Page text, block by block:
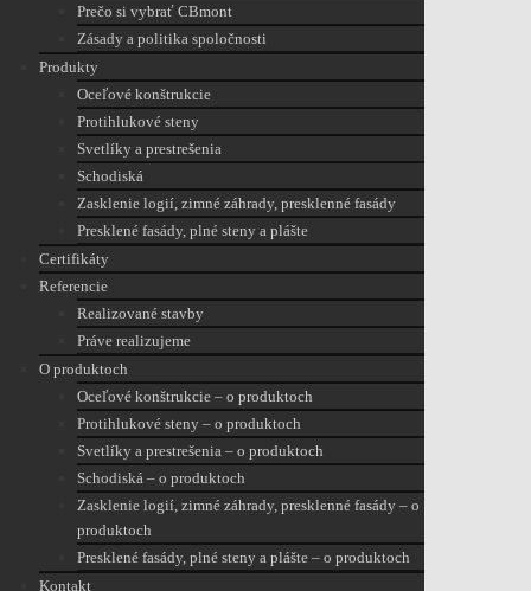
Prečo si vybrať CBmont
Zásady a politika spoločnosti
Produkty
Oceľové konštrukcie
Protihlukové steny
Svetlíky a prestrešenia
Schodiská
Zasklenie logií, zimné záhrady, presklenné fasády
Presklené fasády, plné steny a plášte
Certifikáty
Referencie
Realizované stavby
Práve realizujeme
O produktoch
Oceľové konštrukcie – o produktoch
Protihlukové steny – o produktoch
Svetlíky a prestrešenia – o produktoch
Schodiská – o produktoch
Zasklenie logií, zimné záhrady, presklenné fasády – o
produktoch
Presklené fasády, plné steny a plášte – o produktoch
Kontakt